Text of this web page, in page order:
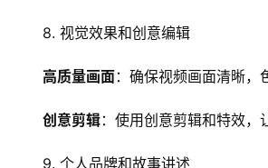
8. 视觉效果和创意编辑
高质量画面：确保视频画面清晰，
创意剪辑：使用创意剪辑和特效，
9. 个人品牌和故事讲述